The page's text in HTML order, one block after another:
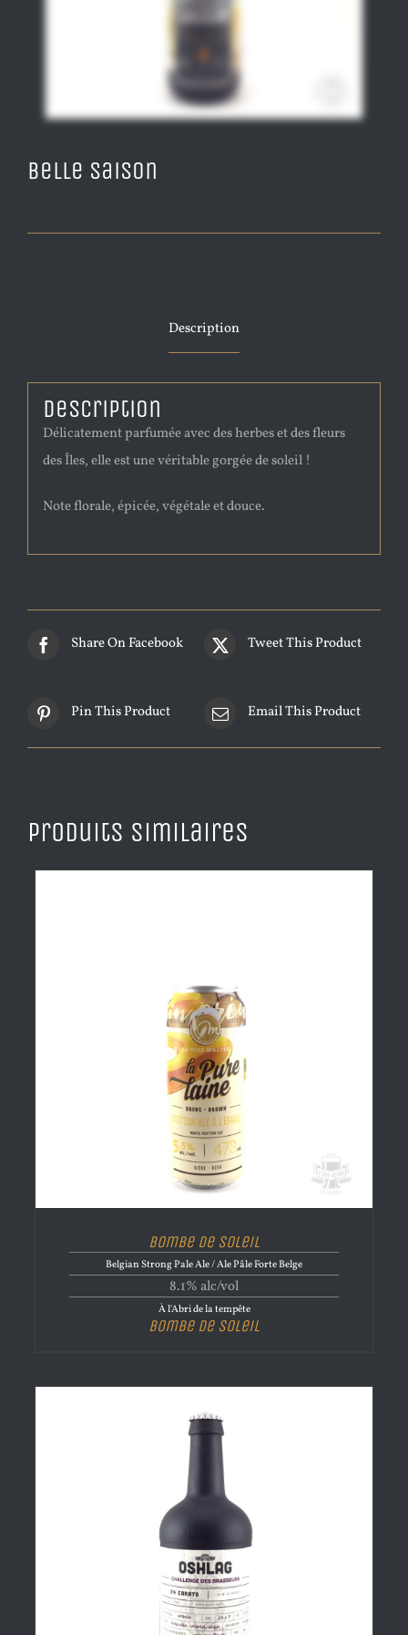
Belle Saison
Description
Description
Délicatement parfumée avec des herbes et des fleurs
des Îles, elle est une véritable gorgée de soleil !
Note florale, épicée, végétale et douce.
Share On Facebook Tweet This Product
Pin This Product Email This Product
Produits similaires
Bombe de Soleil
Belgian Strong Pale Ale / Ale Pâle Forte Belge
8.1% alc/vol
À l'Abri de la tempête
Bombe de Soleil